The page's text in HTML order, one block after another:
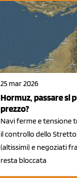
25 mar 2026
Hormuz, passare si
prezzo?
Navi ferme e tensione
il controllo dello
(altissimi) e negoziati
resta bloccata